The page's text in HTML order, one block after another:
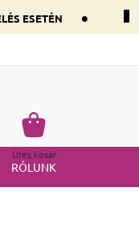
ESETÉN •
Kosár
Üres kosár
RÓLUNK